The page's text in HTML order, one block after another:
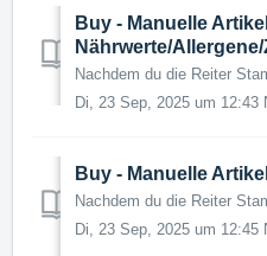
Buy - Manuelle
Nährwerte/
Di, 23 Sep, 2025 um 12:43
Buy - Manuelle
Di, 23 Sep, 2025 um 12:45